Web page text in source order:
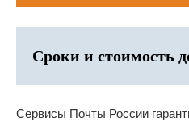
Сроки и стоимость
Сервисы Почты России